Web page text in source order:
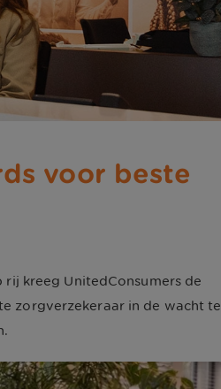
voor beste
kreeg UnitedConsumers de
zorgverzekeraar in de wacht te